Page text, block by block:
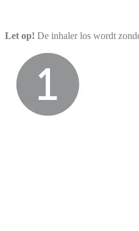
Let op! De inhaler los wordt